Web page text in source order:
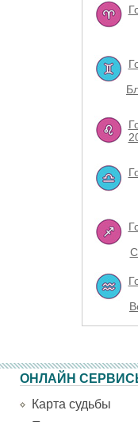
ОНЛАЙН
Карта судьбы